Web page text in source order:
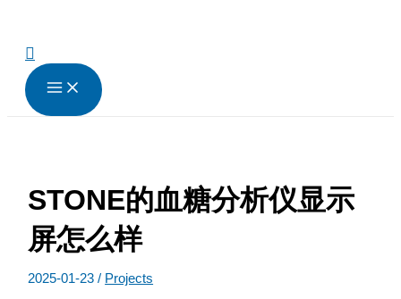
搜
索
STONE的血糖分析仪显示
屏怎么样
2025-01-23/ Projects